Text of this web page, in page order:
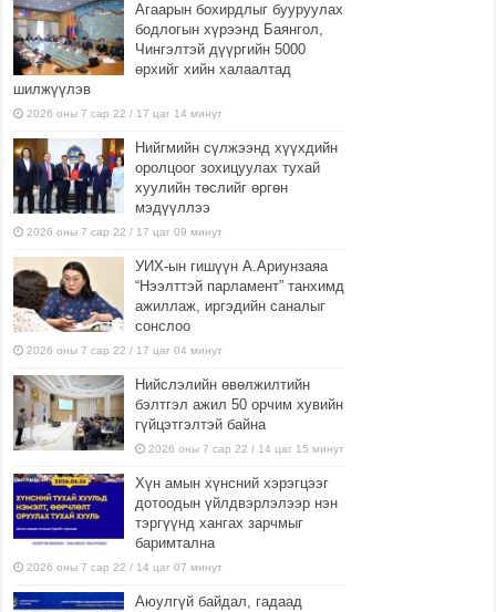
Агаарын бохирдлыг бууруулах
бодлогын хүрээнд Баянгол,
Чингэлтэй дүүргийн 5000
өрхийг хийн халаалтад
шилжүүлэв
2026 оны 7 сар 22 / 17 цаг 14 минут
Нийгмийн сүлжээнд хүүхдийн
оролцоог зохицуулах тухай
хуулийн төслийг өргөн
мэдүүллээ
2026 оны 7 сар 22 / 17 цаг 09 минут
УИХ-ын гишүүн А.Ариунзаяа
“Нээлттэй парламент” танхимд
ажиллаж, иргэдийн саналыг
сонслоо
2026 оны 7 сар 22 / 17 цаг 04 минут
Нийслэлийн өвөлжилтийн
бэлтгэл ажил 50 орчим хувийн
гүйцэтгэлтэй байна
2026 оны 7 сар 22 / 14 цаг 15 минут
Хүн амын хүнсний хэрэгцээг
дотоодын үйлдвэрлэлээр нэн
тэргүүнд хангах зарчмыг
баримтална
2026 оны 7 сар 22 / 14 цаг 07 минут
Аюулгүй байдал, гадаад